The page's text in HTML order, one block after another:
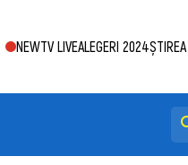
NEWTV LIVEALEGERI 2024